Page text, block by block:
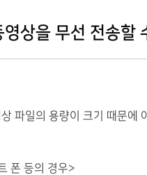
상을 무선 전송할
파일의 용량이 크기 때문에
폰 등의 경우>